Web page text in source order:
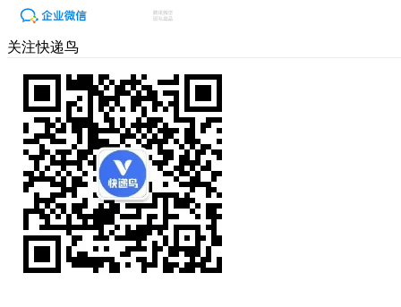
关注快递鸟